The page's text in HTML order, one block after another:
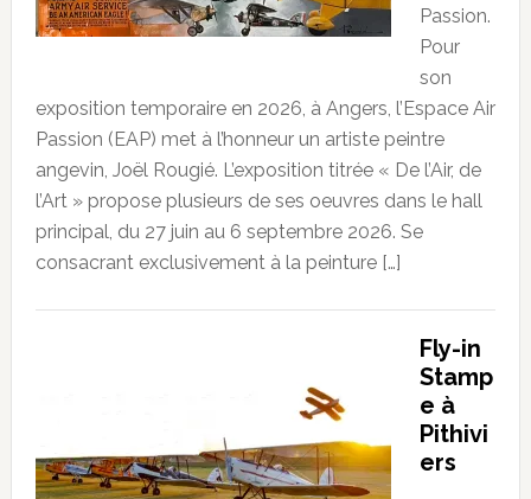
Passion.
Pour
son
exposition temporaire en 2026, à Angers, l’Espace Air
Passion (EAP) met à l’honneur un artiste peintre
angevin, Joël Rougié. L’exposition titrée « De l’Air, de
l’Art » propose plusieurs de ses oeuvres dans le hall
principal, du 27 juin au 6 septembre 2026. Se
consacrant exclusivement à la peinture […]
Fly-in
Stamp
e à
Pithivi
ers